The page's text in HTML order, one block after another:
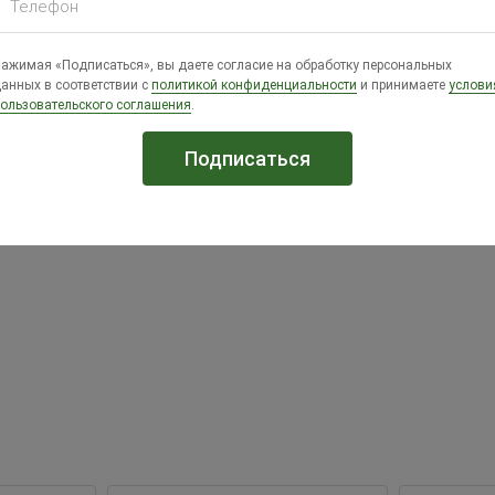
она циклами, которые длятся по пять месяцев через
качеством. Эти утки более продуктивны в том
HYTOP H85A) Франция
Телефон
«Подписаться», вы даете согласие на обработку персональных
в соответствии с политикой конфиденциальности и принимаете
соглашения